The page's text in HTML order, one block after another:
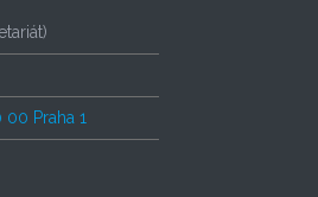
00 Praha 1